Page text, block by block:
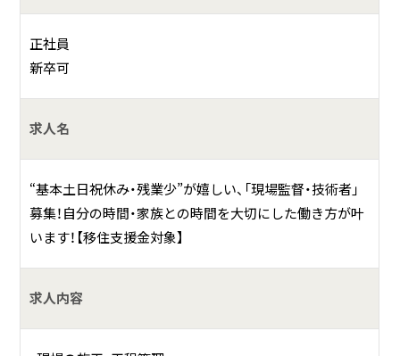
何をしている会社？
土木・建築工事の設計・施工・監理及び請負
「旭市」にて昭和59年創立の土木建築会社です。長年の経験か
ら培った高度な技術、柔軟な思考により的確にニーズへ対応
し、 高品質なものづくりを追求する企業姿勢を徹底していま
せのもと、無事故・無災害に努めております。
正社員
新卒可
求人名
“基本土日祝休み・残業少”が嬉しい、「現場監督・技術者」
募集！自分の時間・家族との時間を大切にした働き方が叶
います！【移住支援金対象】
求人内容